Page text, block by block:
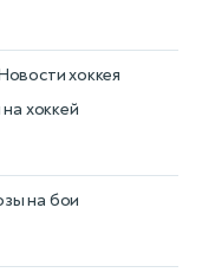
хоккея
хоккей
на бои